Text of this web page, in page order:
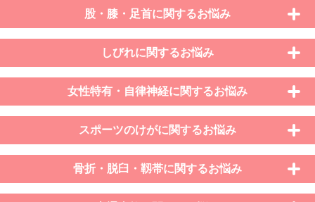
股・膝・足首に関するお悩み
しびれに関するお悩み
女性特有・自律神経に関するお悩み
スポーツのけがに関するお悩み
骨折・脱臼・靱帯に関するお悩み